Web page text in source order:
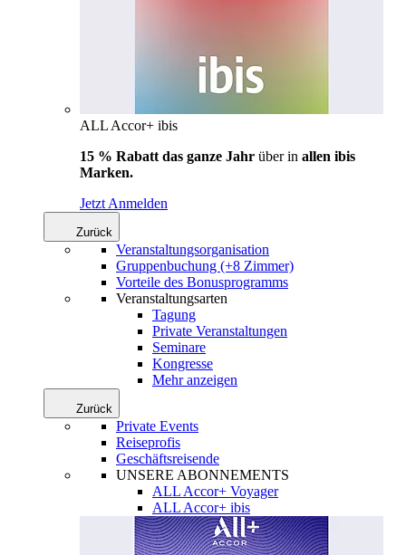
ALL Accor+ ibis
15 % Rabatt das ganze Jahr über in allen ibis
Marken.
Jetzt Anmelden
Zurück
Veranstaltungsorganisation
Gruppenbuchung (+8 Zimmer)
Vorteile des Bonusprogramms
Veranstaltungsarten
Tagung
Private Veranstaltungen
Seminare
Kongresse
Mehr anzeigen
Zurück
Private Events
Reiseprofis
Geschäftsreisende
UNSERE ABONNEMENTS
ALL Accor+ Voyager
ALL Accor+ ibis